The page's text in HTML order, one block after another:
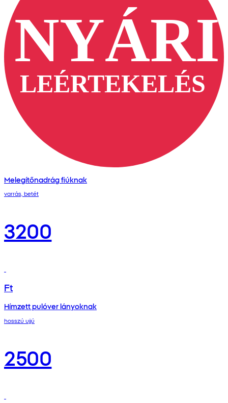
Melegítőnadrág fiúknak
varrás, betét
3200
Ft
Hímzett pulóver lányoknak
hosszú ujjú
2500